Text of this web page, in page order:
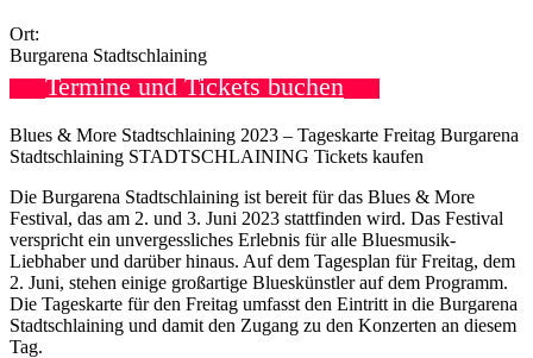
Ort:
Burgarena Stadtschlaining
Termine und Tickets buchen
Blues & More Stadtschlaining 2023 – Tageskarte Freitag Burgarena
Stadtschlaining STADTSCHLAINING Tickets kaufen
Die Burgarena Stadtschlaining ist bereit für das Blues & More
Festival, das am 2. und 3. Juni 2023 stattfinden wird. Das Festival
verspricht ein unvergessliches Erlebnis für alle Bluesmusik-
Liebhaber und darüber hinaus. Auf dem Tagesplan für Freitag, dem
2. Juni, stehen einige großartige Blueskünstler auf dem Programm.
Die Tageskarte für den Freitag umfasst den Eintritt in die Burgarena
Stadtschlaining und damit den Zugang zu den Konzerten an diesem
Tag.